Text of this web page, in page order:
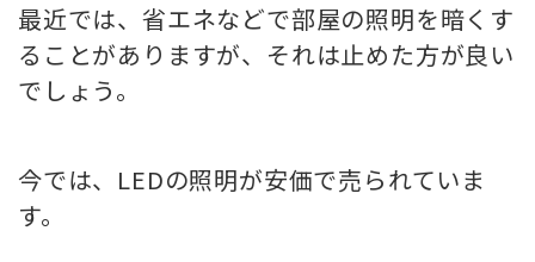
最近では、省エネなどで部屋の照明を暗くす
ることがありますが、それは止めた方が良い
でしょう。
今では、LEDの照明が安価で売られていま
す。